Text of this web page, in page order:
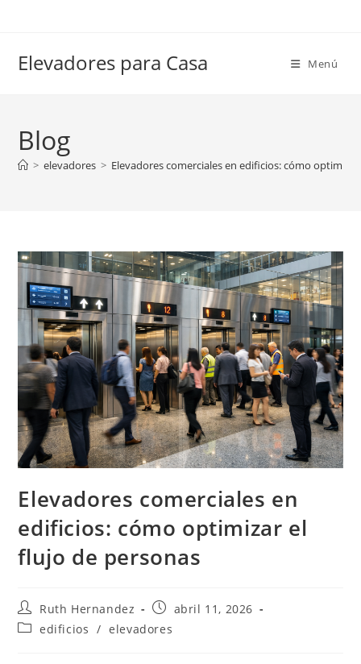
Elevadores para Casa Menú
Blog
> elevadores > Elevadores comerciales en edificios: cómo
Elevadores comerciales en
edificios: cómo optimizar el
flujo de personas
Autor
de
la
Ruth Hernandez
Publicación
la
abril 11, 2026
Categoría
edificios / elevadores